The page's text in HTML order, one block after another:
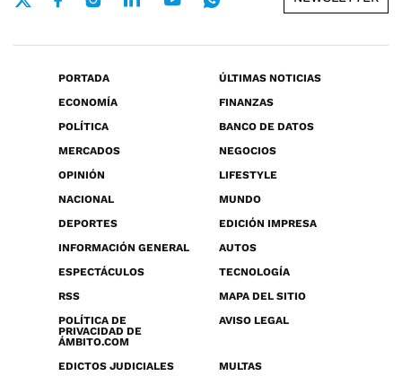
PORTADA
ÚLTIMAS NOTICIAS
ECONOMÍA
FINANZAS
POLÍTICA
BANCO DE DATOS
MERCADOS
NEGOCIOS
OPINIÓN
LIFESTYLE
NACIONAL
MUNDO
DEPORTES
EDICIÓN IMPRESA
INFORMACIÓN GENERAL
AUTOS
ESPECTÁCULOS
TECNOLOGÍA
RSS
MAPA DEL SITIO
POLÍTICA DE
PRIVACIDAD DE
ÁMBITO.COM
AVISO LEGAL
EDICTOS JUDICIALES MULTAS